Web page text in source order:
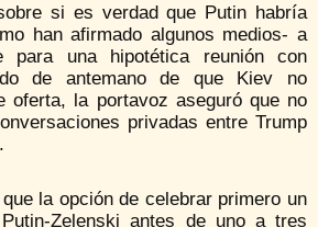
si es verdad que Putin habría
han afirmado algunos medios- a
para una hipotética reunión con
de antemano de que Kiev no
oferta, la portavoz aseguró que no
privadas entre Trump
la opción de celebrar primero un
Zelenski antes de uno a tres